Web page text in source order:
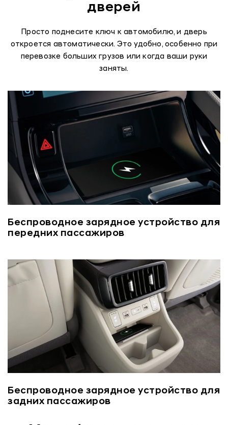
дверей
Просто поднесите ключ к автомобилю, и дверь
откроется автоматически. Это удобно, особенно при
перевозке больших грузов или когда ваши руки
заняты.
Беспроводное зарядное устройство для
передних пассажиров
Беспроводное зарядное устройство для
задних пассажиров